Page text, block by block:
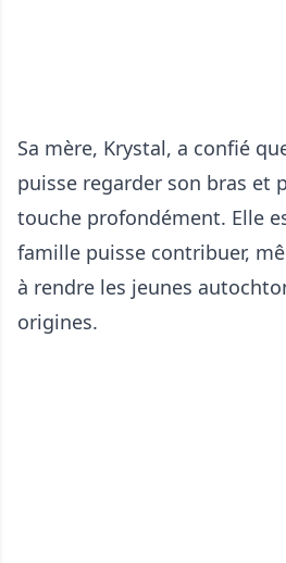
Sa mère, Krystal, a confié
puisse regarder son bras et
touche profondément. Elle
famille puisse contribuer,
à rendre les jeunes
origines.